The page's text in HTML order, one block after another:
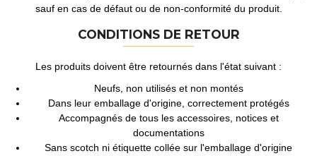
sauf en cas de défaut ou de non-conformité du produit.
CONDITIONS DE RETOUR
Les produits doivent être retournés dans l'état suivant :
Neufs, non utilisés et non montés
Dans leur emballage d'origine, correctement protégés
Accompagnés de tous les accessoires, notices et
documentations
Sans scotch ni étiquette collée sur l'emballage d'origine